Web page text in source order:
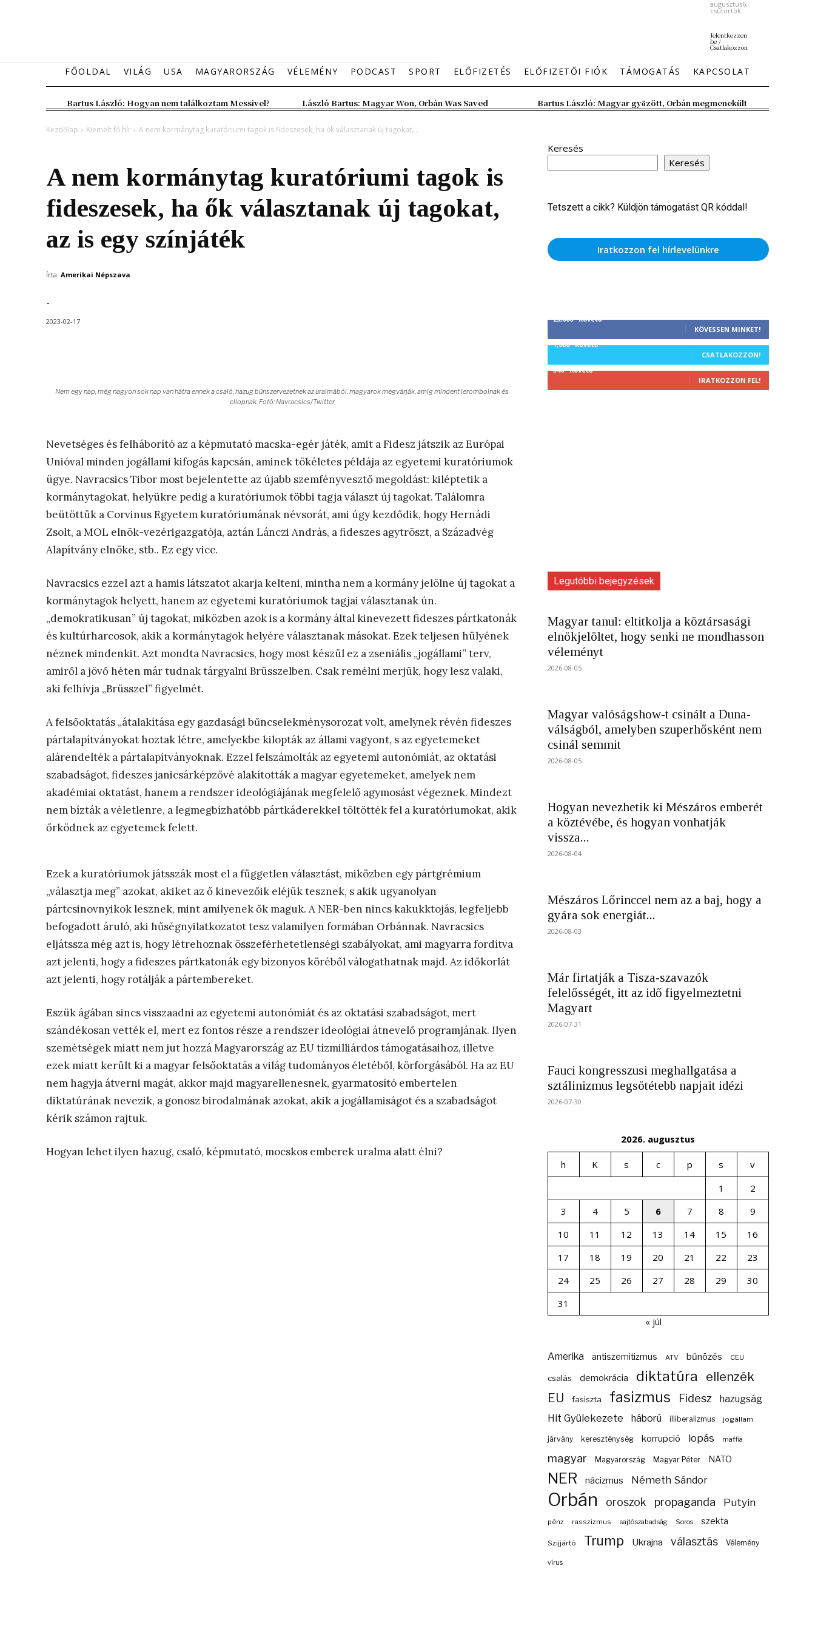
augusztus6,
csütörtök
Jelentkezzen
be /
Csatlakozzon
FŐOLDAL VILÁG USA MAGYARORSZÁG VÉLEMÉNY PODCAST SPORT ELŐFIZETÉS ELŐFIZETŐI FIÓK TÁMOGATÁS KAPCSOLAT
Bartus László: Hogyan nem találkoztam Messivel? László Bartus: Magyar Won, Orbán Was Saved Bartus László: Magyar győzött, Orbán megmenekült
Kezdőlap Kiemelt fő hír A nem kormánytag kuratóriumi tagok is fideszesek, ha ők választanak új tagokat,...
A nem kormánytag kuratóriumi tagok is
fideszesek, ha ők választanak új tagokat,
az is egy színjáték
Írta: Amerikai Népszava
-
2023-02-17
Nem egy nap, még nagyon sok nap van hátra ennek a csaló, hazug bűnszervezetnek az uralmából. magyarok megvárják, amíg mindent lerombolnak és
ellopnak. Fotó: Navracsics/Twitter
Nevetséges és felháborító az a képmutató macska-egér játék, amit a Fidesz játszik az Európai
Unióval minden jogállami kifogás kapcsán, aminek tökéletes példája az egyetemi kuratóriumok
ügye. Navracsics Tibor most bejelentette az újabb szemfényvesztő megoldást: kiléptetik a
kormánytagokat, helyükre pedig a kuratóriumok többi tagja választ új tagokat. Találomra
beütöttük a Corvinus Egyetem kuratóriumának névsorát, ami úgy kezdődik, hogy Hernádi
Zsolt, a MOL elnök-vezérigazgatója, aztán Lánczi András, a fideszes agytröszt, a Századvég
Alapítvány elnöke, stb.. Ez egy vicc.
Navracsics ezzel azt a hamis látszatot akarja kelteni, mintha nem a kormány jelölne új tagokat a
kormánytagok helyett, hanem az egyetemi kuratóriumok tagjai választanak ún.
„demokratikusan” új tagokat, miközben azok is a kormány által kinevezett fideszes pártkatonák
és kultúrharcosok, akik a kormánytagok helyére választanak másokat. Ezek teljesen hülyének
néznek mindenkit. Azt mondta Navracsics, hogy most készül ez a zseniális „jogállami” terv,
amiről a jövő héten már tudnak tárgyalni Brüsszelben. Csak remélni merjük, hogy lesz valaki,
aki felhívja „Brüsszel” figyelmét.
A felsőoktatás „átalakítása egy gazdasági bűncselekménysorozat volt, amelynek révén fideszes
pártalapítványokat hoztak létre, amelyekbe kilopták az állami vagyont, s az egyetemeket
alárendelték a pártalapítványoknak. Ezzel felszámolták az egyetemi autonómiát, az oktatási
szabadságot, fideszes janicsárképzővé alakították a magyar egyetemeket, amelyek nem
akadémiai oktatást, hanem a rendszer ideológiájának megfelelő agymosást végeznek. Mindezt
nem bízták a véletlenre, a legmegbízhatóbb pártkáderekkel töltötték fel a kuratóriumokat, akik
őrködnek az egyetemek felett.
Ezek a kuratóriumok játsszák most el a független választást, miközben egy pártgrémium
„választja meg” azokat, akiket az ő kinevezőik eléjük tesznek, s akik ugyanolyan
pártcsinovnyikok lesznek, mint amilyenek ők maguk. A NER-ben nincs kakukktojás, legfeljebb
befogadott áruló, aki hűségnyilatkozatot tesz valamilyen formában Orbánnak. Navracsics
eljátssza még azt is, hogy létrehoznak összeférhetetlenségi szabályokat, ami magyarra fordítva
azt jelenti, hogy a fideszes pártkatonák egy bizonyos köréből válogathatnak majd. Az időkorlát
azt jelenti, hogy rotálják a pártembereket.
Eszük ágában sincs visszaadni az egyetemi autonómiát és az oktatási szabadságot, mert
szándékosan vették el, mert ez fontos része a rendszer ideológiai átnevelő programjának. Ilyen
szemétségek miatt nem jut hozzá Magyarország az EU tízmilliárdos támogatásaihoz, illetve
ezek miatt került ki a magyar felsőoktatás a világ tudományos életéből, körforgásából. Ha az EU
nem hagyja átverni magát, akkor majd magyarellenesnek, gyarmatosító embertelen
diktatúrának nevezik, a gonosz birodalmának azokat, akik a jogállamiságot és a szabadságot
kérik számon rajtuk.
Hogyan lehet ilyen hazug, csaló, képmutató, mocskos emberek uralma alatt élni?
Keresés
Keresés
Tetszett a cikk? Küldjön támogatást QR kóddal!
Iratkozzon fel hírlevelünkre
25,000 Követő
KÖVESSEN MINKET!
1,000 Követő
CSATLAKOZZON!
340 Követő
IRATKOZZON FEL!
Legutóbbi bejegyzések
Magyar tanul: eltitkolja a köztársasági
elnökjelöltet, hogy senki ne mondhasson
véleményt
2026-08-05
Magyar valóságshow-t csinált a Duna-
válságból, amelyben szuperhősként nem
csinál semmit
2026-08-05
Hogyan nevezhetik ki Mészáros emberét
a köztévébe, és hogyan vonhatják
vissza...
2026-08-04
Mészáros Lőrinccel nem az a baj, hogy a
gyára sok energiát...
2026-08-03
Már firtatják a Tisza-szavazók
felelősségét, itt az idő figyelmeztetni
Magyart
2026-07-31
Fauci kongresszusi meghallgatása a
sztálinizmus legsötétebb napjait idézi
2026-07-30
2026. augusztus
h K s c p s
v
1
2
3
4 5 6 7 8
9
10
11 12 13 14 15
16
17
18 19 20 21 22
23
24
25 26 27 28 29
30
31
« júl
Amerika antiszemitizmus ATV bűnözés CEU
csalás demokrácia diktatúra ellenzék
EU fasiszta fasizmus Fidesz hazugság
Hit Gyülekezete háború illiberalizmus jogállam
járvány kereszténység korrupció lopás maffia
magyar Magyarország Magyar Péter NATO
NER nácizmus Németh Sándor
Orbán oroszok propaganda Putyin
pénz rasszizmus sajtószabadság Soros szekta
Szijjártó Trump Ukrajna választás Vélemény
vírus